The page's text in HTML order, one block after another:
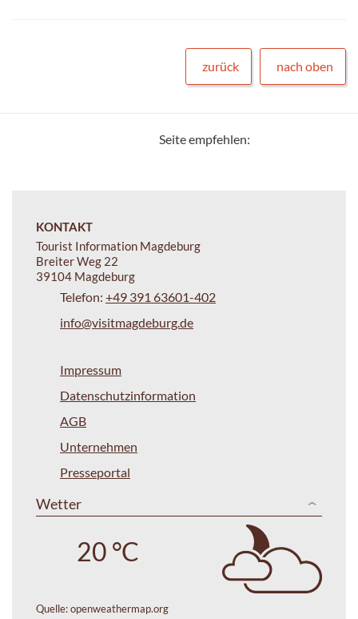
zurück nach oben
Seite empfehlen:
KONTAKT
Tourist Information Magdeburg
Breiter Weg 22
39104 Magdeburg
Telefon: +49 391 63601-402
info@visitmagdeburg.de
Impressum
Datenschutzinformation
AGB
Unternehmen
Presseportal
Wetter
20 °C
Quelle:openweathermap.org